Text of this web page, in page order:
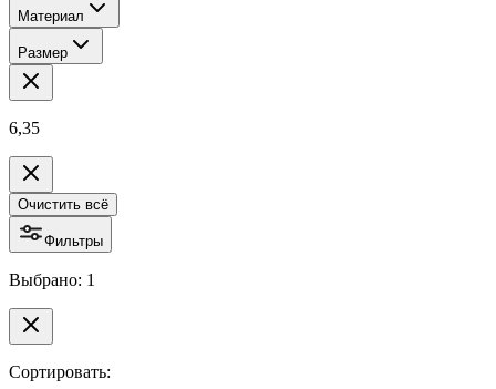
Материал
Размер
6,35
Очистить всё
Фильтры
Выбрано: 1
Сортировать: